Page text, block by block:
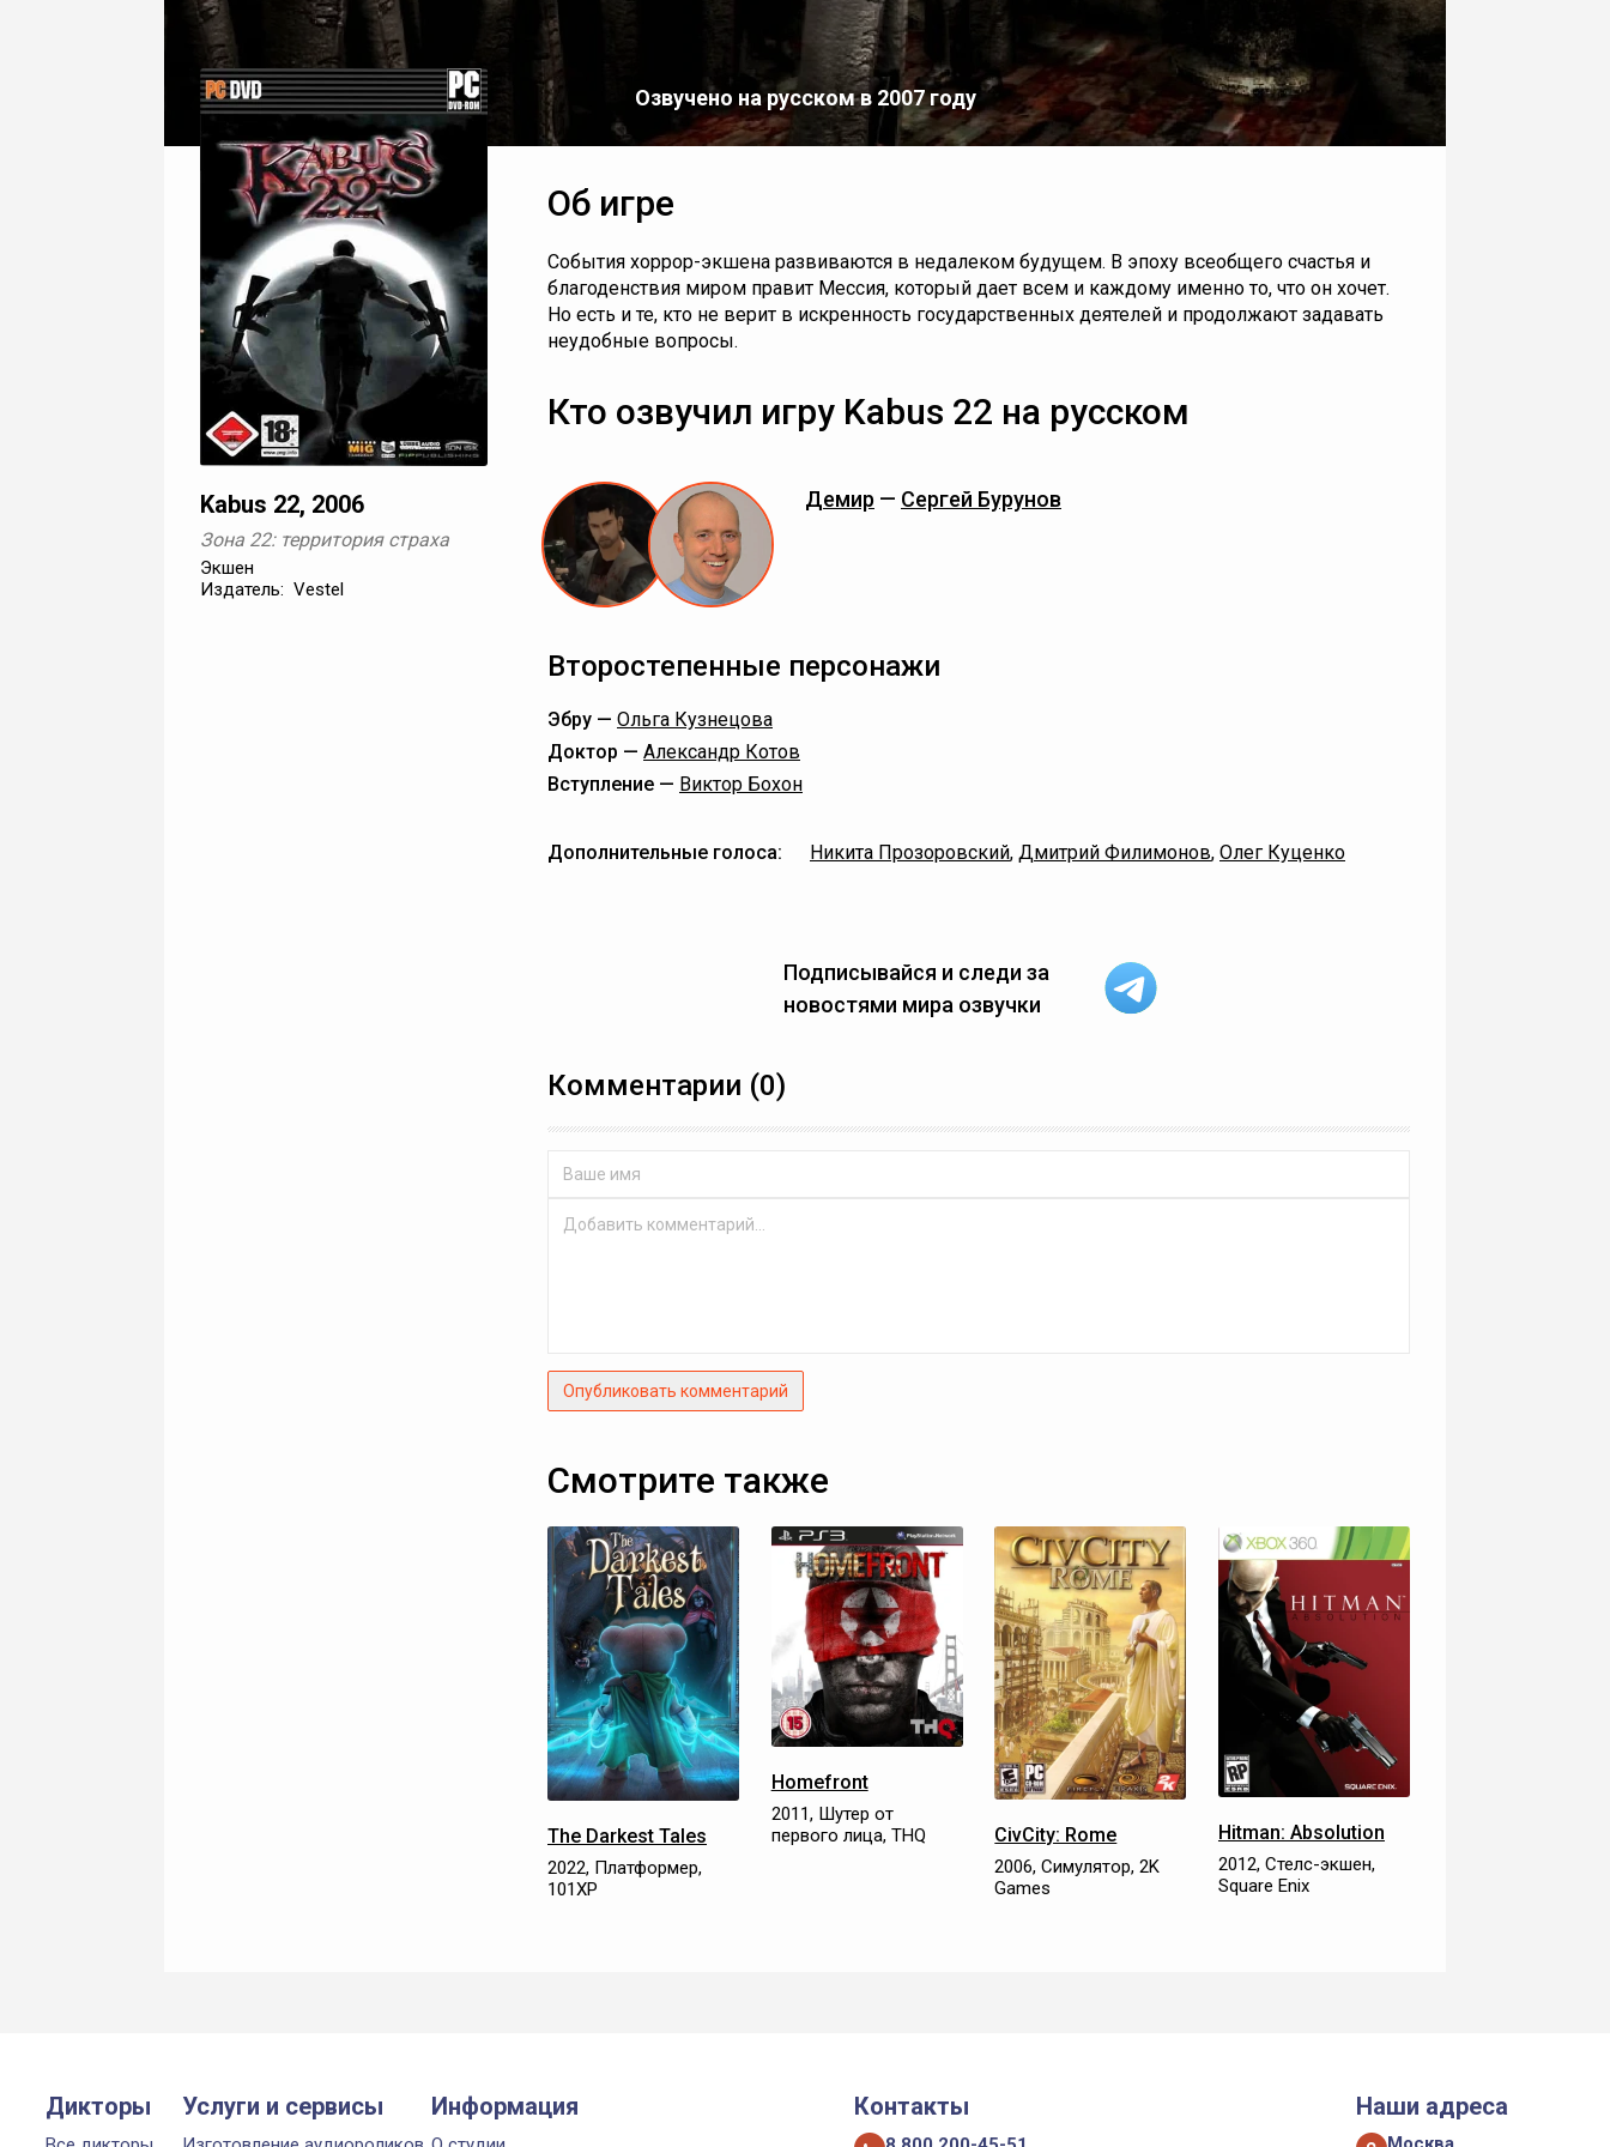
Озвучено на русском в 2007 году
Kabus 22, 2006
Зона 22: территория страха
Экшен
Издатель: Vestel
Об игре
События хоррор-экшена развиваются в недалеком будущем. В эпоху всеобщего счастья и
благоденствия миром правит Мессия, который дает всем и каждому именно то, что он хочет.
Но есть и те, кто не верит в искренность государственных деятелей и продолжают задавать
неудобные вопросы.
Кто озвучил игру Kabus 22 на русском
Демир — Сергей Бурунов
Второстепенные персонажи
Эбру — Ольга Кузнецова
Доктор — Александр Котов
Вступление — Виктор Бохон
Дополнительные голоса: Никита Прозоровский, Дмитрий Филимонов, Олег Куценко
Подписывайся и следи за
новостями мира озвучки
Комментарии (0)
Опубликовать комментарий
Смотрите также
The Darkest Tales
2022, Платформер,
101XP
Homefront
2011, Шутер от
первого лица, THQ
CivCity: Rome
2006, Симулятор, 2K
Games
Hitman: Absolution
2012, Стелс-экшен,
Square Enix
Дикторы Услуги и сервисы Информация Контакты Наши адреса